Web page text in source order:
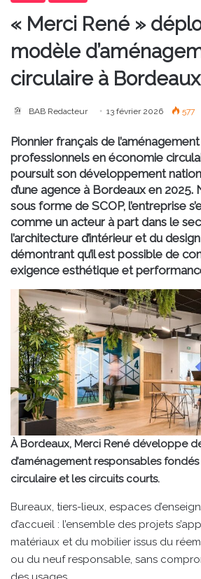
« Merci René »
modèle
circulaire à Bordeaux
BAB Redacteur 13 février 2026 577
Pionnier français de l’aménagement
professionnels en économie
poursuit son développement
d’une agence à Bordeaux en 2025.
sous forme de SCOP, l’entreprise
comme un acteur à part dans le
l’architecture d’intérieur et du
démontrant qu’il est possible de
exigence esthétique et
À Bordeaux, Merci René développe
d’aménagement responsables fondés
circulaire et les circuits courts.
Bureaux, tiers-lieux, espaces
d’accueil : l’ensemble des projets
matériaux et du mobilier issus du
ou du neuf responsable, sans